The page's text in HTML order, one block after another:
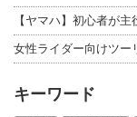
【ヤマハ】初心者が
女性ライダー向けツー
キーワード